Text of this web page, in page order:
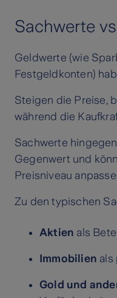
Sachwerte
Geldwerte (wie
Festgeldkonten)
Steigen die Preise,
während die
Sachwerte
Gegenwert und
Preisniveau
Zu den typischen
Aktien als
Immobilien als
Gold und